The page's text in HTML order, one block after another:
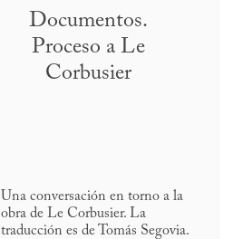
Documentos.
Proceso a Le
Corbusier
Una conversación en torno a la
obra de Le Corbusier. La
traducción es de Tomás Segovia.